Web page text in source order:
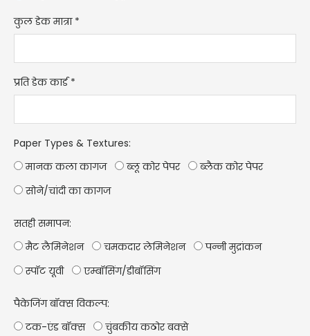
कुल डेक मात्रा *
प्रति डेक कार्ड *
Paper Types & Textures:
मानक कला कागज
ब्लू कोर पेपर
ब्लैक कोर पेपर
सोने/चांदी का कागज
सतही समापन:
मैट लैमिनेशन
चमकदार लेमिनेशन
पन्नी मुद्रांकन
स्पॉट यूवी
एम्बॉसिंग/डीबॉसिंग
पैकेजिंग बॉक्स विकल्प:
टक-एंड बॉक्स
चुंबकीय कठोर बक्से